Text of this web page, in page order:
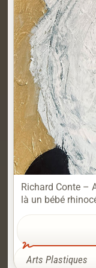
Richard Conte –
là un bébé
Arts Plastiques